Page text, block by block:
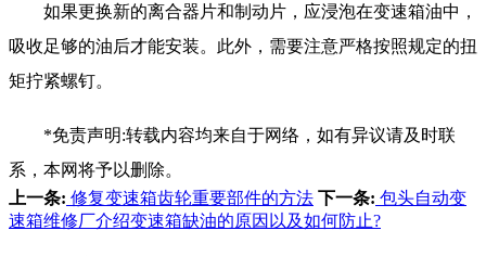
如果更换新的离合器片和制动片，应浸泡在变速箱油中，
吸收足够的油后才能安装。此外，需要注意严格按照规定的扭
矩拧紧螺钉。
*免责声明:转载内容均来自于网络，如有异议请及时联
系，本网将予以删除。
上一条: 修复变速箱齿轮重要部件的方法 下一条: 包头自动变
速箱维修厂介绍变速箱缺油的原因以及如何防止?